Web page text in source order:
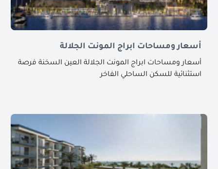
أسعار ومساحات ابراج المونت الجلالة
أسعار ومساحات ابراج المونت الجلالة العين السخنة فرصة
استثنائية للسكن الساحلي الفاخر